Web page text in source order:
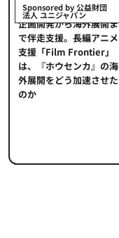
Sponsored by 公益財団
法人 ユニジャパン
企画開発から海外展開ま
で伴走支援。長編アニメ
支援「Film Frontier」
は、『ホウセンカ』の海
外展開をどう加速させた
のか